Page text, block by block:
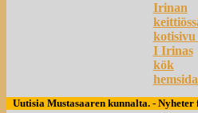
Irinan
kotisivu
I Irinas
kök
Uutisia Mustasaaren kunnalta. -